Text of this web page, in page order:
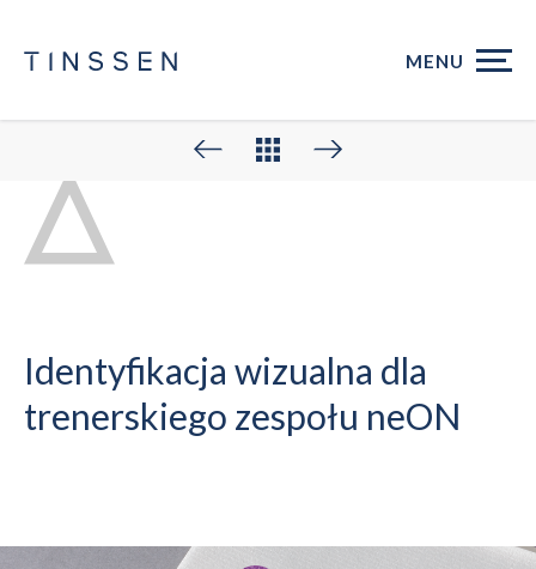
MENU
Identyfikacja wizualna dla
trenerskiego zespołu neON